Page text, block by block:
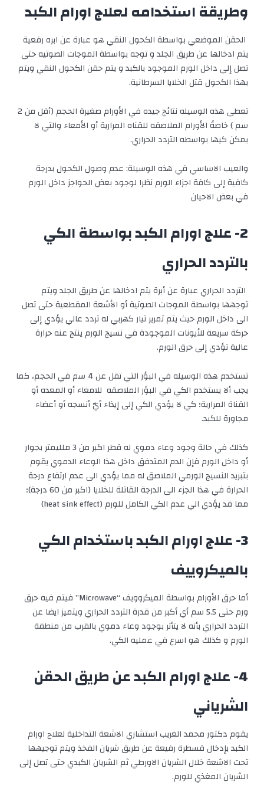
وطريقة استخدامه لعلاج اورام الكبد
الحقن الموضعي بواسطة الكحول النقي هو عبارة عن ابره رفعية
يتم ادخالها عن طريق الجلد و توجه بواسطة الموجات الصوتيه حتى
تصل إلى داخل الورم الموجود بالكبد و يتم حقن الكحول النقي ويتم
بهذا الكحول قتل الخلايا السرطانية.
تعطى هذه الوسيله نتائج جيده في الأورام صغيرة الحجم (أقل من 2
سم ) خاصةً الأورام الملاصقه للقناه المرارية أو الأمعاء والتي لا
يمكن كيها بواسطه التردد الحراري.
والعيب الاساسي في هذه الوسيلة: عدم وصول الكحول بدرجة
كافية إلى كافة اجزاء الورم نظرا لوجود بعض الحواجز داخل الورم
في بعض الاحيان
2- علاج اورام الكبد بواسطة الكي
بالتردد الحراري
التردد الحراري عبارة عن أبرة يتم ادخالها عن طريق الجلد ويتم
توجهها بواسطة الموجات الصوتية أو الأشعة المقطعية حتى تصل
الى داخل الورم حيث يتم تمرير تيار كهربي له تردد عالي يؤدي إلى
حركة سريعة للأيونات الموجودة في نسيج الورم ينتج عنه حرارة
عالية تؤدي إلى حرق الورم.
تستخدم هذه الوسيله في البؤر التي تقل عن 4 سم في الحجم، كما
يجب ألا يستخدم الكي في البؤر الملاصقه للامعاء أو المعده أو
القناة المرارية؛ كي لا يؤدي الكي إلى إيذاء أيّ أنسجه أو أعضاء
مجاورة للكبد.
كذلك في حالة وجود وعاء دموي له قطر اكبر من 3 ملليمتر بجوار
أو داخل الورم فإن الدم المتدفق داخل هذا الوعاء الدموي يقوم
بتبريد النسيج الورمي الملاصق له مما يؤدي الى عدم ارتفاع درجة
الحرارة في هذا الجزء الى الدرجة القاتلة للخلايا (اكبر من 60 درجة)؛
مما قد يؤدي الي عدم الكي الكامل للورم (heat sink effect)
3- علاج اورام الكبد باستخدام الكي
بالميكروييف
أما حرق الأورام بواسطة الميكروويف “Microwave” فيتم فيه حرق
ورم حتى 5.5 سم أي أكبر من قدرة التردد الحراري ويتميز ايضا عن
التردد الحراري بأنه لا يتأثر بوجود وعاء دموي بالقرب من منطقة
الورم و كذلك هو اسرع في عمليه الكي.
4- علاج اورام الكبد عن طريق الحقن
الشرياني
يقوم دكتور محمد الغريب استشاري الاشعة التداخلية لعلاج اورام
الكبد بإدخال قسطرة رفيعة عن طريق شريان الفخذ ويتم توجيهها
تحت الاشعة خلال الشريان الاورطي ثم الشريان الكبدي حتى تصل إلى
الشريان المغذي للورم.